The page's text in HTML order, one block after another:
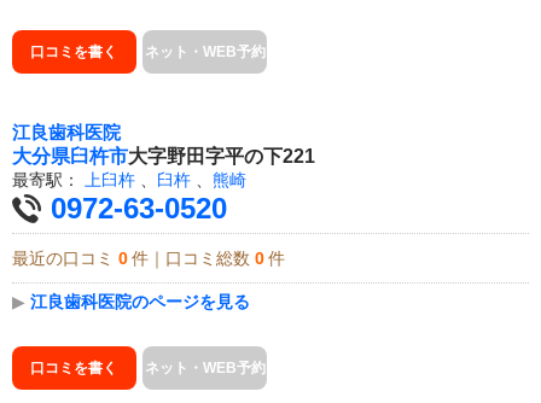
口コミを書く ネット・WEB予約
江良歯科医院
大分県臼杵市大字野田字平の下221
最寄駅： 上臼杵 、 臼杵 、 熊崎
0972-63-0520
最近の口コミ 0 件｜口コミ総数 0 件
▶ 江良歯科医院のページを見る
口コミを書く ネット・WEB予約